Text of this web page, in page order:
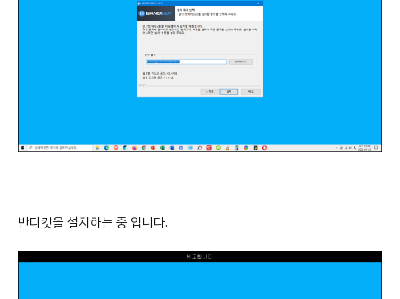
반디컷을 설치하는 중 입니다.